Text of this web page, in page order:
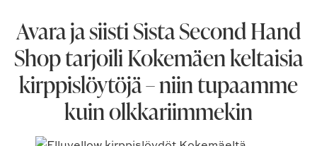
Avara ja siisti Sista Second Hand
Shop tarjoili Kokemäen keltaisia
kirppislöytöjä – niin tupaamme
kuin olkkariimmekin